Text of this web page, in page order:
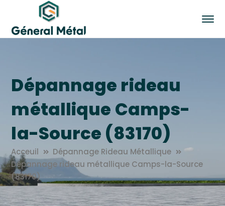
Dépannage rideau
métallique Camps-
la-Source (83170)
Acceuil
Dépannage Rideau Métallique
Dépannage rideau métallique Camps-la-Source
(83170)